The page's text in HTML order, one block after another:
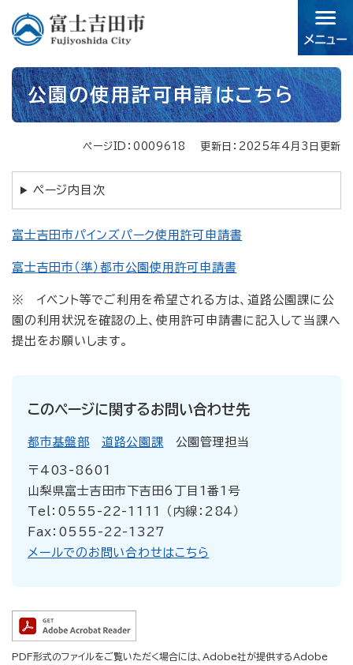
す。
本
文 公園の使用許可申請はこちら
ページID：0009618 更新日：2025年4月3日更新
ページ内目次
富士吉田市パインズパーク使用許可申請書
富士吉田市（準）都市公園使用許可申請書
※ イベント等でご利用を希望される方は、道路公園課に公
園の利用状況を確認の上、使用許可申請書に記入して当課へ
提出をお願いします。
このページに関するお問い合わせ先
都市基盤部 道路公園課 公園管理担当
〒403-8601
山梨県富士吉田市下吉田6丁目1番1号
Tel：0555-22-1111 （内線：284）
Fax：0555-22-1327
メールでのお問い合わせはこちら
PDF形式のファイルをご覧いただく場合には、Adobe社が提供するAdobe